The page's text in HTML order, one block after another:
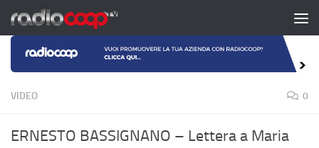
Salta al contenuto
VIDEO 0
ERNESTO BASSIGNANO – Lettera a Maria